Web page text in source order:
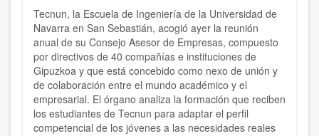
Tecnun, la Escuela de Ingeniería de la Universidad de
Navarra en San Sebastián, acogió ayer la reunión
anual de su Consejo Asesor de Empresas, compuesto
por directivos de 40 compañías e instituciones de
Gipuzkoa y que está concebido como nexo de unión y
de colaboración entre el mundo académico y el
empresarial. El órgano analiza la formación que reciben
los estudiantes de Tecnun para adaptar el perfil
competencial de los jóvenes a las necesidades reales